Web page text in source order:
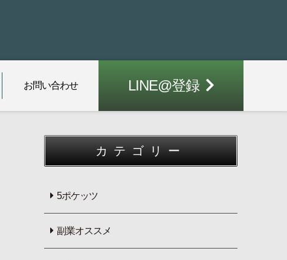
お問い合わせ LINE@登録
カテゴリー
5ポケッツ
副業オススメ